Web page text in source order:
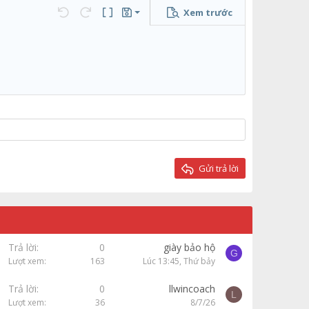
Undo Redo Toggle BB code
Bản thảo
Lưu nháp
Xem trước
Gửi trả lời
Trả lời 0
Lượt xem 163
giày bảo hộ
Lúc 13:45, Thứ bảy
G
Trả lời 0
Lượt xem 36
llwincoach
8/7/26
L